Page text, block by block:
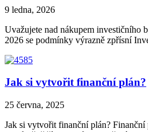
9 ledna, 2026
Uvažujete nad nákupem investičního
2026 se podmínky výrazně zpřísní
Jak si vytvořit finanční plán?
25 června, 2025
Jak si vytvořit finanční plán?